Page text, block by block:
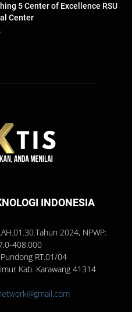
5 Center of Excellence RSU
Center
INDONESIA
2024, NPWP:
408.000
RT.01/04
Kab. Karawang 41314